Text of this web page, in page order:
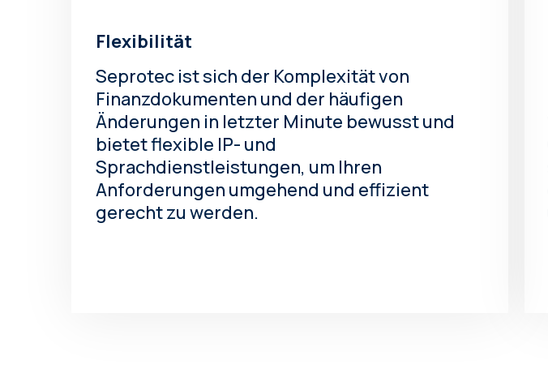
Flexibilität
Seprotec ist sich der Komplexität von
Finanzdokumenten und der häufigen
Änderungen in letzter Minute bewusst und
bietet flexible IP- und
Sprachdienstleistungen, um Ihren
Anforderungen umgehend und effizient
gerecht zu werden.